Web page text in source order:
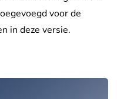
voor de
in deze versie.